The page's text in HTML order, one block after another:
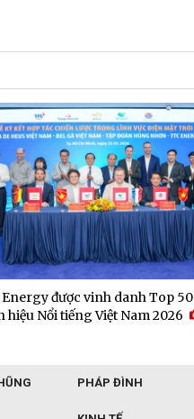
được vinh danh Top 50
hiệu Nổi tiếng Việt Nam 2026
PHÁP ĐÌNH